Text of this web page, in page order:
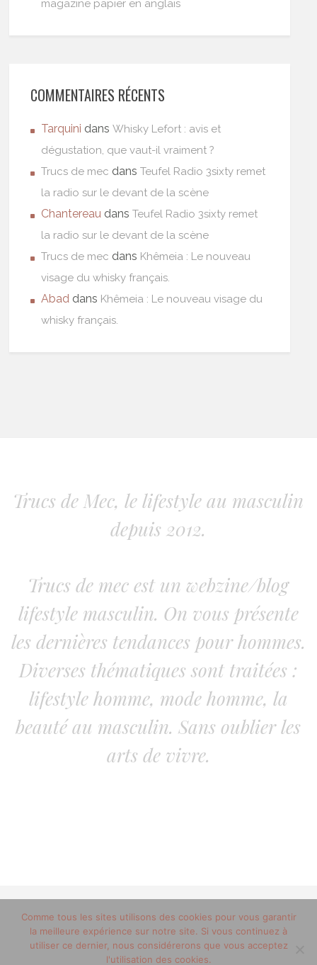
magazine papier en anglais
COMMENTAIRES RÉCENTS
Tarquini dansWhisky Lefort : avis et
dégustation, que vaut-il vraiment ?
Trucs de mec dansTeufel Radio 3sixty remet
la radio sur le devant de la scène
Chantereau dansTeufel Radio 3sixty remet
la radio sur le devant de la scène
Trucs de mec dans Khêmeia : Le nouveau
visage du whisky français.
Abad dans Khêmeia : Le nouveau visage du
whisky français.
Trucs de Mec, le lifestyle au masculin
depuis 2012.
Trucs de mec est un webzine/blog
lifestyle masculin. On vous présente
les dernières tendances pour hommes.
Diverses thématiques sont traitées :
lifestyle homme, mode homme, la
beauté au masculin. Sans oublier les
arts de vivre.
© 2012-2020 copyright trucsdemec.fr - blog lifestyle
masculin/Tous droits réservés
Mentions Légales
Comme tous les sites utilisons des cookies pour vous garantir
la meilleure expérience sur notre site. Si vous continuez à
utiliser ce dernier, nous considérerons que vous acceptez
l'utilisation des cookies.